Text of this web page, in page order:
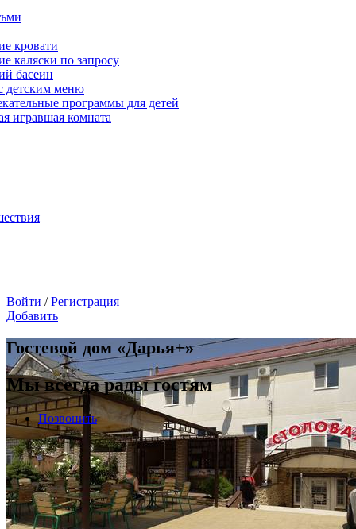
кровати
каляски по запросу
басеин
детским меню
программы для детей
игравшая комната
Войти / Регистрация
Добавить
Гостевой дом «Дарья+»
Мы всегда рады гостям
Позвонить